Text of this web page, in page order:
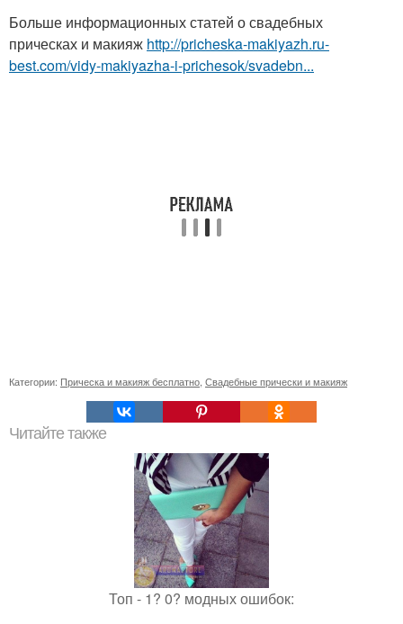
Больше информационных статей о свадебных
прическах и макияж http://pricheska-makiyazh.ru-
best.com/vidy-makiyazha-i-prichesok/svadebn...
Категории: Прическа и макияж бесплатно Свадебные прически и макияж
Читайте также
Топ - 1? 0? модных ошибок: